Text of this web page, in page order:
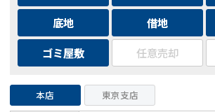
底地
借地
ゴミ屋敷
任意売却
本店 東京支店